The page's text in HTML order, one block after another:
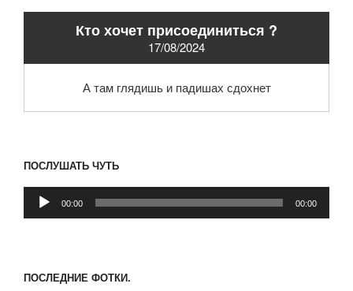
Кто хочет присоединиться ?
17/08/2024
А там глядишь и падишах сдохнет
ПОСЛУШАТЬ ЧУТЬ
Аудиоплеер
00:00 00:00
ПОСЛЕДНИЕ ФОТКИ.